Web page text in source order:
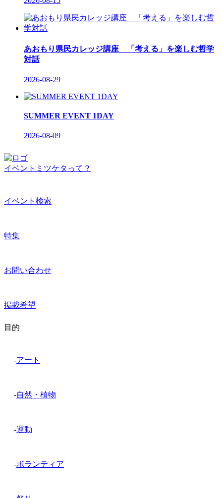
あおもり県民カレッジ講座 「考える」を楽しむ哲学
対話
2026-08-29
SUMMER EVENT 1DAY
2026-08-09
イベントミツケタって？
イベント検索
特集
お問い合わせ
掲載希望
目的
-アート
-自然・植物
-運動
-ボランティア